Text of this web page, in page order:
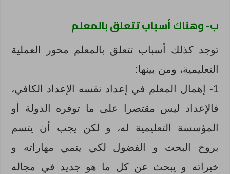
ب- وهناك أسباب تتعلق بالمعلم
توجد كذلك أسباب تتعلق بالمعلم محور العملية
التعليمية، ومن بينها:
1- إهمال المعلم في إعداد نفسه الإعداد الكافي،
فالإعداد ليس مقتصرا على ما توفره الدولة أو
المؤسسة التعليمية له، و لكن يجب أن يتسم
بروح البحث و الفضول لكي ينمي مهاراته و
خبراته و يبحث عن كل ما هو جديد في مجاله